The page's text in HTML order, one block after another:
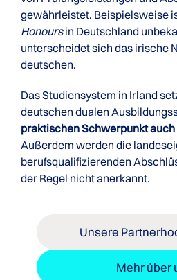
gewährleistet. Beispielsweise
Honoursin Deutschland
unterscheidet sich das irische
deutschen.
Das Studiensystem in Irland
deutschen dualen
praktischen Schwerpunkt
Außerdem werden die
berufsqualifizierenden
der Regel nicht anerkannt.
Unsere
Mehr über